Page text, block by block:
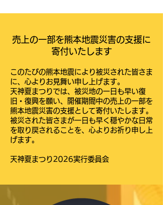
売上の一部を熊本地震災害の支援に
寄付いたします
このたびの熊本地震により被災された皆さま
に、心よりお見舞い申し上げます。
天神夏まつりでは、被災地の一日も早い復
旧・復興を願い、開催期間中の売上の一部を
熊本地震災害の支援として寄付いたします。
被災された皆さまが一日も早く穏やかな日常
を取り戻されることを、心よりお祈り申し上
げます。
天神夏まつり2026実行委員会